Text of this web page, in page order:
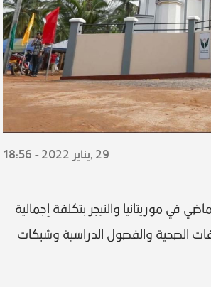
29 , يناير 2022 - 18:56
خيرية خلال العام الماضي في موريتانيا والنيجر بتكلفة إجمالية
الصحية والفصول الدراسية وشبكات